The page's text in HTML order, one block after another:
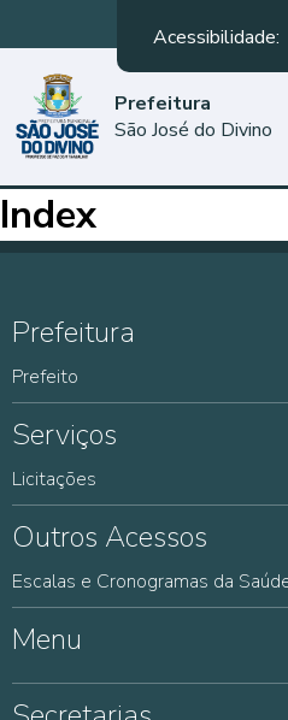
Acessibilidade:
Prefeitura
São José do Divino
Index
Prefeitura
Prefeito
Serviços
Licitações
Outros Acessos
Escalas e Cronogramas da
Menu